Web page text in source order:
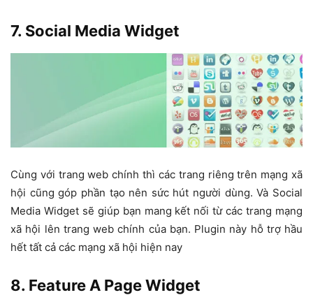
7. Social Media Widget
Cùng với trang web chính thì các trang riêng trên mạng xã
hội cũng góp phần tạo nên sức hút người dùng. Và Social
Media Widget sẽ giúp bạn mang kết nối từ các trang mạng
xã hội lên trang web chính của bạn. Plugin này hỗ trợ hầu
hết tất cả các mạng xã hội hiện nay
8. Feature A Page Widget